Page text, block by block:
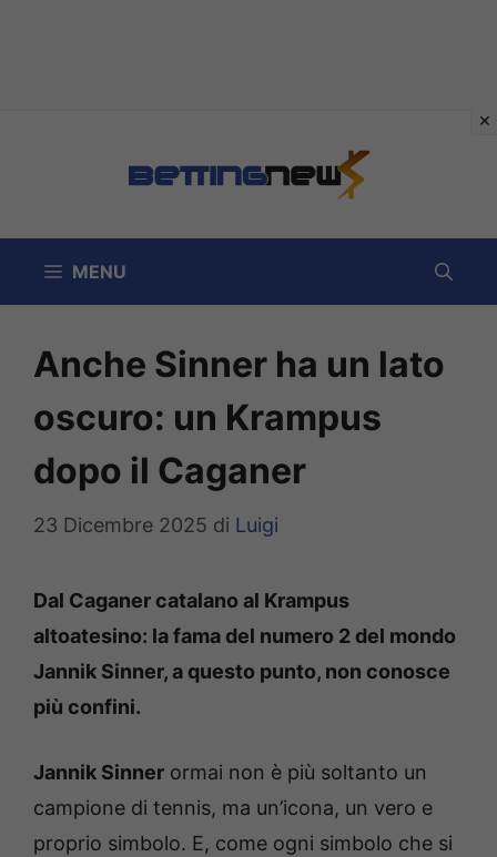
MENU
Anche Sinner ha un lato
oscuro: un Krampus
dopo il Caganer
23 Dicembre 2025 di Luigi
Dal Caganer catalano al Krampus
altoatesino: la fama del numero 2 del mondo
Jannik Sinner, a questo punto, non conosce
più confini.
Jannik Sinner ormai non è più soltanto un
campione di tennis, ma un’icona, un vero e
proprio simbolo. E, come ogni simbolo che si